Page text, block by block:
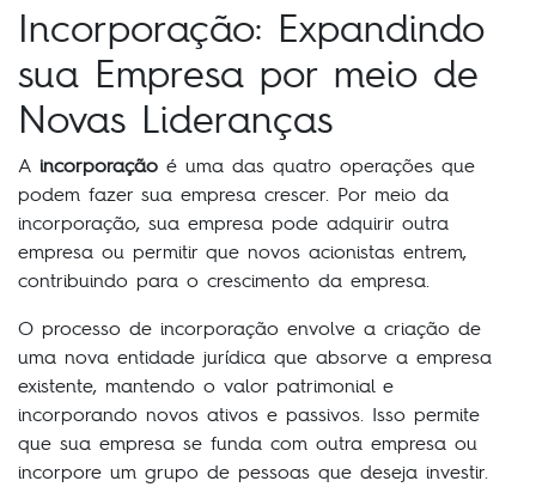
Incorporação: Expandindo
sua Empresa por meio de
Novas Lideranças
A incorporação é uma das quatro operações que
podem fazer sua empresa crescer. Por meio da
incorporação, sua empresa pode adquirir outra
empresa ou permitir que novos acionistas entrem,
contribuindo para o crescimento da empresa.
O processo de incorporação envolve a criação de
uma nova entidade jurídica que absorve a empresa
existente, mantendo o valor patrimonial e
incorporando novos ativos e passivos. Isso permite
que sua empresa se funda com outra empresa ou
incorpore um grupo de pessoas que deseja investir.